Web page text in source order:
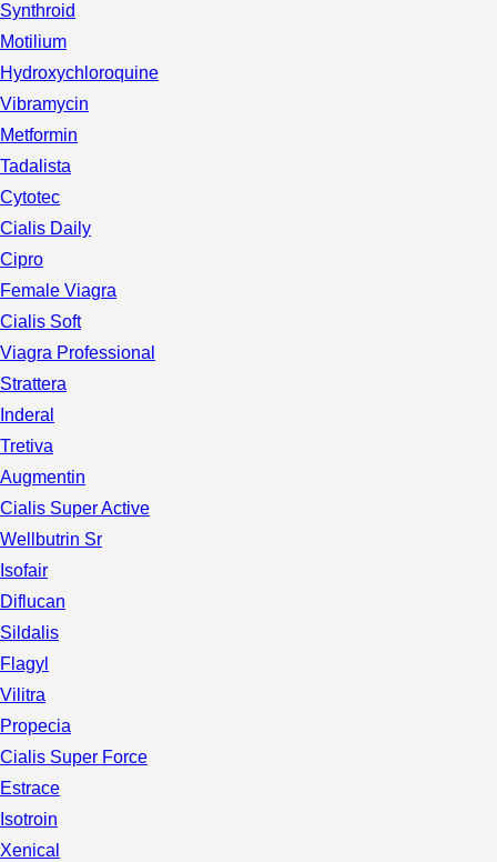
Synthroid
Motilium
Hydroxychloroquine
Vibramycin
Metformin
Tadalista
Cytotec
Cialis Daily
Cipro
Female Viagra
Cialis Soft
Viagra Professional
Strattera
Inderal
Tretiva
Augmentin
Cialis Super Active
Wellbutrin Sr
Isofair
Diflucan
Sildalis
Flagyl
Vilitra
Propecia
Cialis Super Force
Estrace
Isotroin
Xenical